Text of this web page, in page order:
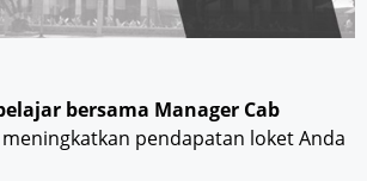
bersama Manager Cab
pendapatan loket Anda